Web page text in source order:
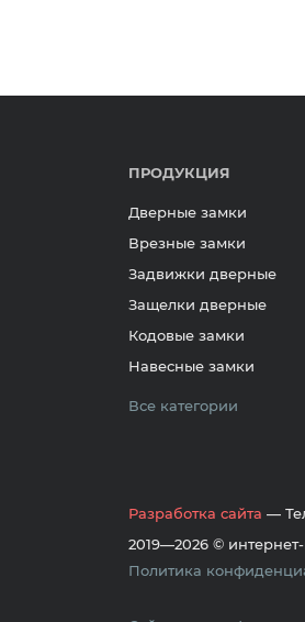
ПРОДУКЦИЯ
Дверные замки
Врезные замки
Задвижки дверные
Защелки дверные
Кодовые замки
Навесные замки
Все категории
Разработка сайта —
2019—2026 ©
Политика